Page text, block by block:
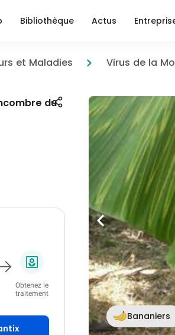
Bibliothèque Actus
et Maladies Virus de la
du
Obtenez le
traitement
Bananiers